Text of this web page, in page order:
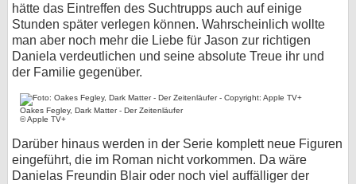
hätte das Eintreffen des Suchtrupps auch auf einige
Stunden später verlegen können. Wahrscheinlich wollte
man aber noch mehr die Liebe für Jason zur richtigen
Daniela verdeutlichen und seine absolute Treue ihr und
der Familie gegenüber.
Oakes Fegley, Dark Matter - Der Zeitenläufer
© Apple TV+
Darüber hinaus werden in der Serie komplett neue Figuren
eingeführt, die im Roman nicht vorkommen. Da wäre
Danielas Freundin Blair oder noch viel auffälliger der